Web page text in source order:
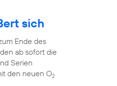
sich
Ende des
ab sofort die
Serien
den neuen O2